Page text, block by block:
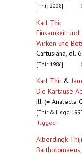
[Thir 2008]
Karl Thir
Einsamkeit
Wirken und
Cartusiana, dl.
[Thir 1986]
Karl Thir &
Die Kartause
ill. (= Analecta
[Thir & Hogg
Tagged
Alberdingk
Bartholomaeus,